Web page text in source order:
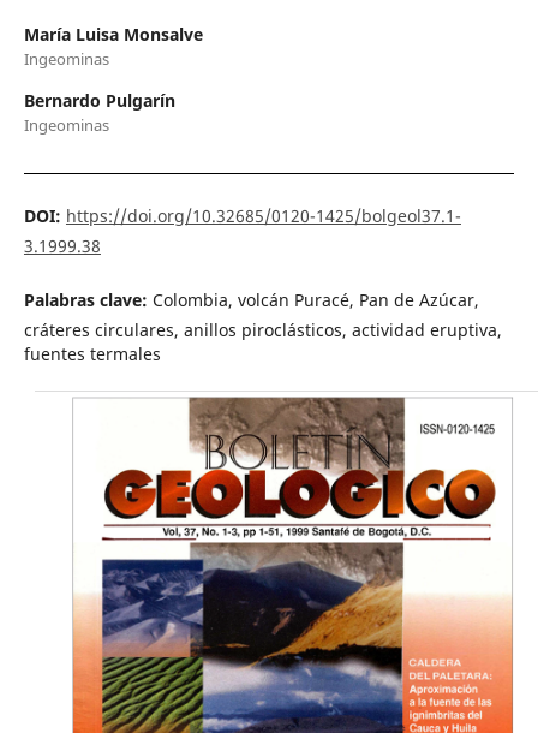
María Luisa Monsalve
Ingeominas
Bernardo Pulgarín
Ingeominas
DOI: https://doi.org/10.32685/0120-1425/bolgeol37.1-
3.1999.38
Palabras clave: Colombia, volcán Puracé, Pan de Azúcar,
cráteres circulares, anillos piroclásticos, actividad eruptiva,
fuentes termales